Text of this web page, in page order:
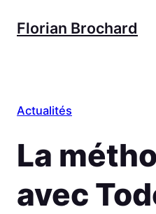
Florian Brochard
Actualités
La
avec